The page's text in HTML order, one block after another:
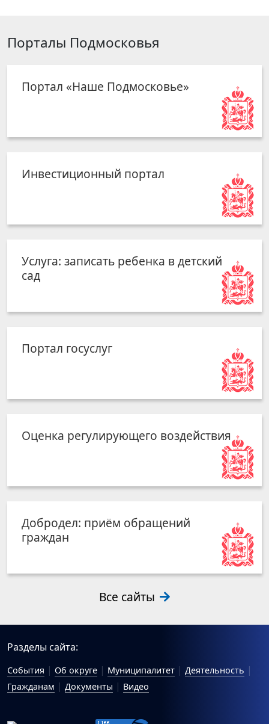
Порталы Подмосковья
Портал «Наше Подмосковье»
Инвестиционный портал
Услуга: записать ребенка в детский
сад
Портал госуслуг
Оценка регулирующего воздействия
Добродел: приём обращений
граждан
Все сайты
Разделы сайта:
События Об округе Муниципалитет
Деятельность
Гражданам
Документы Видео